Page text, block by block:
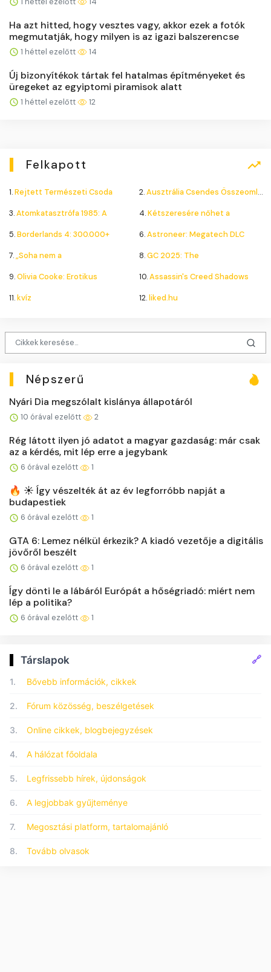
Ha azt hitted, hogy vesztes vagy, akkor ezek a fotók
megmutatják, hogy milyen is az igazi balszerencse
1 héttel ezelőtt 14
Új bizonyítékok tártak fel hatalmas építményeket és
üregeket az egyiptomi piramisok alatt
1 héttel ezelőtt 12
Felkapott
1.Rejtett Természeti Csoda 2.Ausztrália Csendes Összeomlása
3.Atomkatasztrófa 1985: A 4.Kétszeresére nőhet a
5.Borderlands 4: 300.000+ 6.Astroneer: Megatech DLC
7.„Soha nem a 8.GC 2025: The
9.Olivia Cooke: Erotikus 10.Assassin's Creed Shadows
11.kvíz 12.liked.hu
Népszerű
Nyári Dia megszólalt kislánya állapotáról
10 órával ezelőtt 2
Rég látott ilyen jó adatot a magyar gazdaság: már csak
az a kérdés, mit lép erre a jegybank
6 órával ezelőtt 1
🔥 ☀️ Így vészelték át az év legforróbb napját a
budapestiek
6 órával ezelőtt 1
GTA 6: Lemez nélkül érkezik? A kiadó vezetője a digitális
jövőről beszélt
6 órával ezelőtt 1
Így dönti le a lábáról Európát a hőségriadó: miért nem
lép a politika?
6 órával ezelőtt 1
Társlapok 🔗
1. Bővebb információk, cikkek
2. Fórum közösség, beszélgetések
3. Online cikkek, blogbejegyzések
4. A hálózat főoldala
5. Legfrissebb hírek, újdonságok
6. A legjobbak gyűjteménye
7. Megosztási platform, tartalomajánló
8. Tovább olvasok